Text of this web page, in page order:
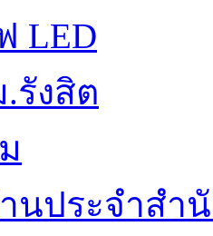
LED
รังสิต
นประจำสำ